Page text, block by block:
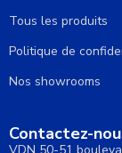
Tous les produits
Politique de
Nos showrooms
Contactez-